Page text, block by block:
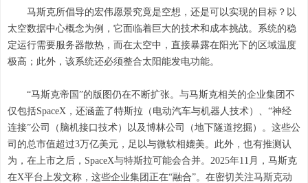
马斯克所倡导的宏伟愿景究竟是空想，还是可以实现的目标？以
太空数据中心概念为例，它面临着巨大的技术和成本挑战。系统的稳
定运行需要服务器散热，而在太空中，直接暴露在阳光下的区域温度
极高；此外，该系统还必须整合太阳能发电功能。
“马斯克帝国”的版图仍在不断扩张。与马斯克相关的企业集团不
仅包括SpaceX，还涵盖了特斯拉（电动汽车与机器人技术）、“神经
连接”公司（脑机接口技术）以及博林公司（地下隧道挖掘）。这些公
司的总市值超过3万亿美元，足以与微软相媲美。此外，也有推测认
为，在上市之后，SpaceX与特斯拉可能会合并。2025年11月，马斯克
在X平台上发文称，这些企业集团正在“融合”。在密切关注马斯克动